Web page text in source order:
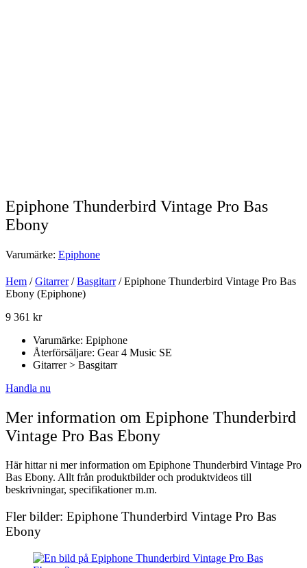
Epiphone Thunderbird Vintage Pro Bas
Ebony
Varumärke: Epiphone
Hem /Gitarrer/Basgitarr/ Epiphone Thunderbird Vintage Pro Bas
Ebony (Epiphone)
9 361 kr
Varumärke: Epiphone
Återförsäljare: Gear 4 Music SE
Gitarrer > Basgitarr
Handla nu
Mer information om Epiphone Thunderbird
Vintage Pro Bas Ebony
Här hittar ni mer information om Epiphone Thunderbird Vintage Pro
Bas Ebony. Allt från produktbilder och produktvideos till
beskrivningar, specifikationer m.m.
Fler bilder: Epiphone Thunderbird Vintage Pro Bas
Ebony